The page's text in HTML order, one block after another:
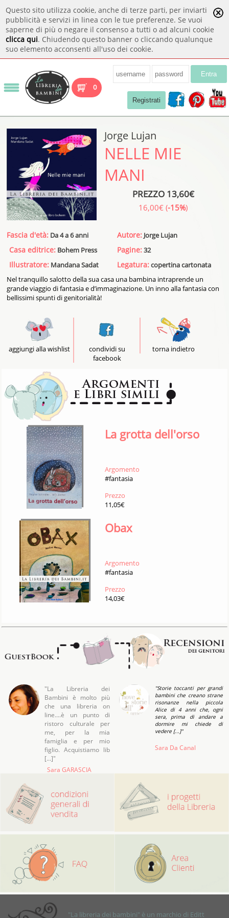
Questo sito utilizza cookie, anche di terze parti, per inviarti
pubblicità e servizi in linea con le tue preferenze. Se vuoi
saperne di più o negare il consenso a tutti o ad alcuni cookie
clicca qui. Chiudendo questo banner o cliccando qualunque
suo elemento acconsenti all'uso dei cookie.
0
Entra
Registrati
Jorge Lujan
NELLE MIE
MANI
PREZZO 13,60€
16,00€ (-15%)
Fascia d'età: Da 4 a 6 anni Autore: Jorge Lujan
Casa editrice: Bohem Press Pagine:32
Illustratore: Mandana Sadat Legatura:copertina cartonata
Nel tranquillo salotto della sua casa una bambina intraprende un
grande viaggio di fantasia e d’immaginazione. Un inno alla fantasia con
bellissimi spunti di genitorialità!
aggiungi alla wishlist
condividi su
facebook
torna indietro
La grotta dell'orso
Argomento
#fantasia
Prezzo
11,05€
Obax
Argomento
#fantasia
Prezzo
14,03€
"La Libreria dei
Bambini è molto più
che una libreria on
line....è un punto di
ristoro culturale per
me, per la mia
famiglia e per mio
figlio. Acquistiamo lib
[...]"
Sara GARASCIA
"Storie toccanti per grandi
bambini che creano strane
risonanze nella piccola
Alice di 4 anni che, ogni
sera, prima di andare a
dormire mi chiede di
vedere [...]"
Sara Da Canal
"La libreria dei bambini" è un marchio di Editt